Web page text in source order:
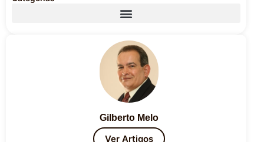
Gilberto Melo
Ver Artigos